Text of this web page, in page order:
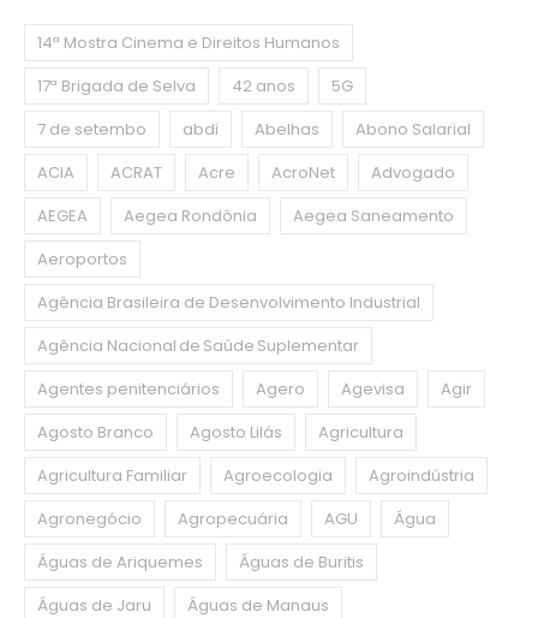
14ª Mostra Cinema e Direitos Humanos
17ª Brigada de Selva
42 anos
5G
7 de setembo
abdi Abelhas
Abono Salarial
ACIA
ACRAT Acre AcroNet
Advogado
AEGEA
Aegea Rondônia
Aegea Saneamento
Aeroportos
Agência Brasileira de Desenvolvimento Industrial
Agência Nacional de Saúde Suplementar
Agentes penitenciários
Agero Agevisa
Agir
Agosto Branco
Agosto Lilás
Agricultura
Agricultura Familiar
Agroecologia
Agroindústria
Agronegócio
Agropecuária AGU
Água
Águas de Ariquemes
Águas de Buritis
Águas de Jaru
Águas de Manaus